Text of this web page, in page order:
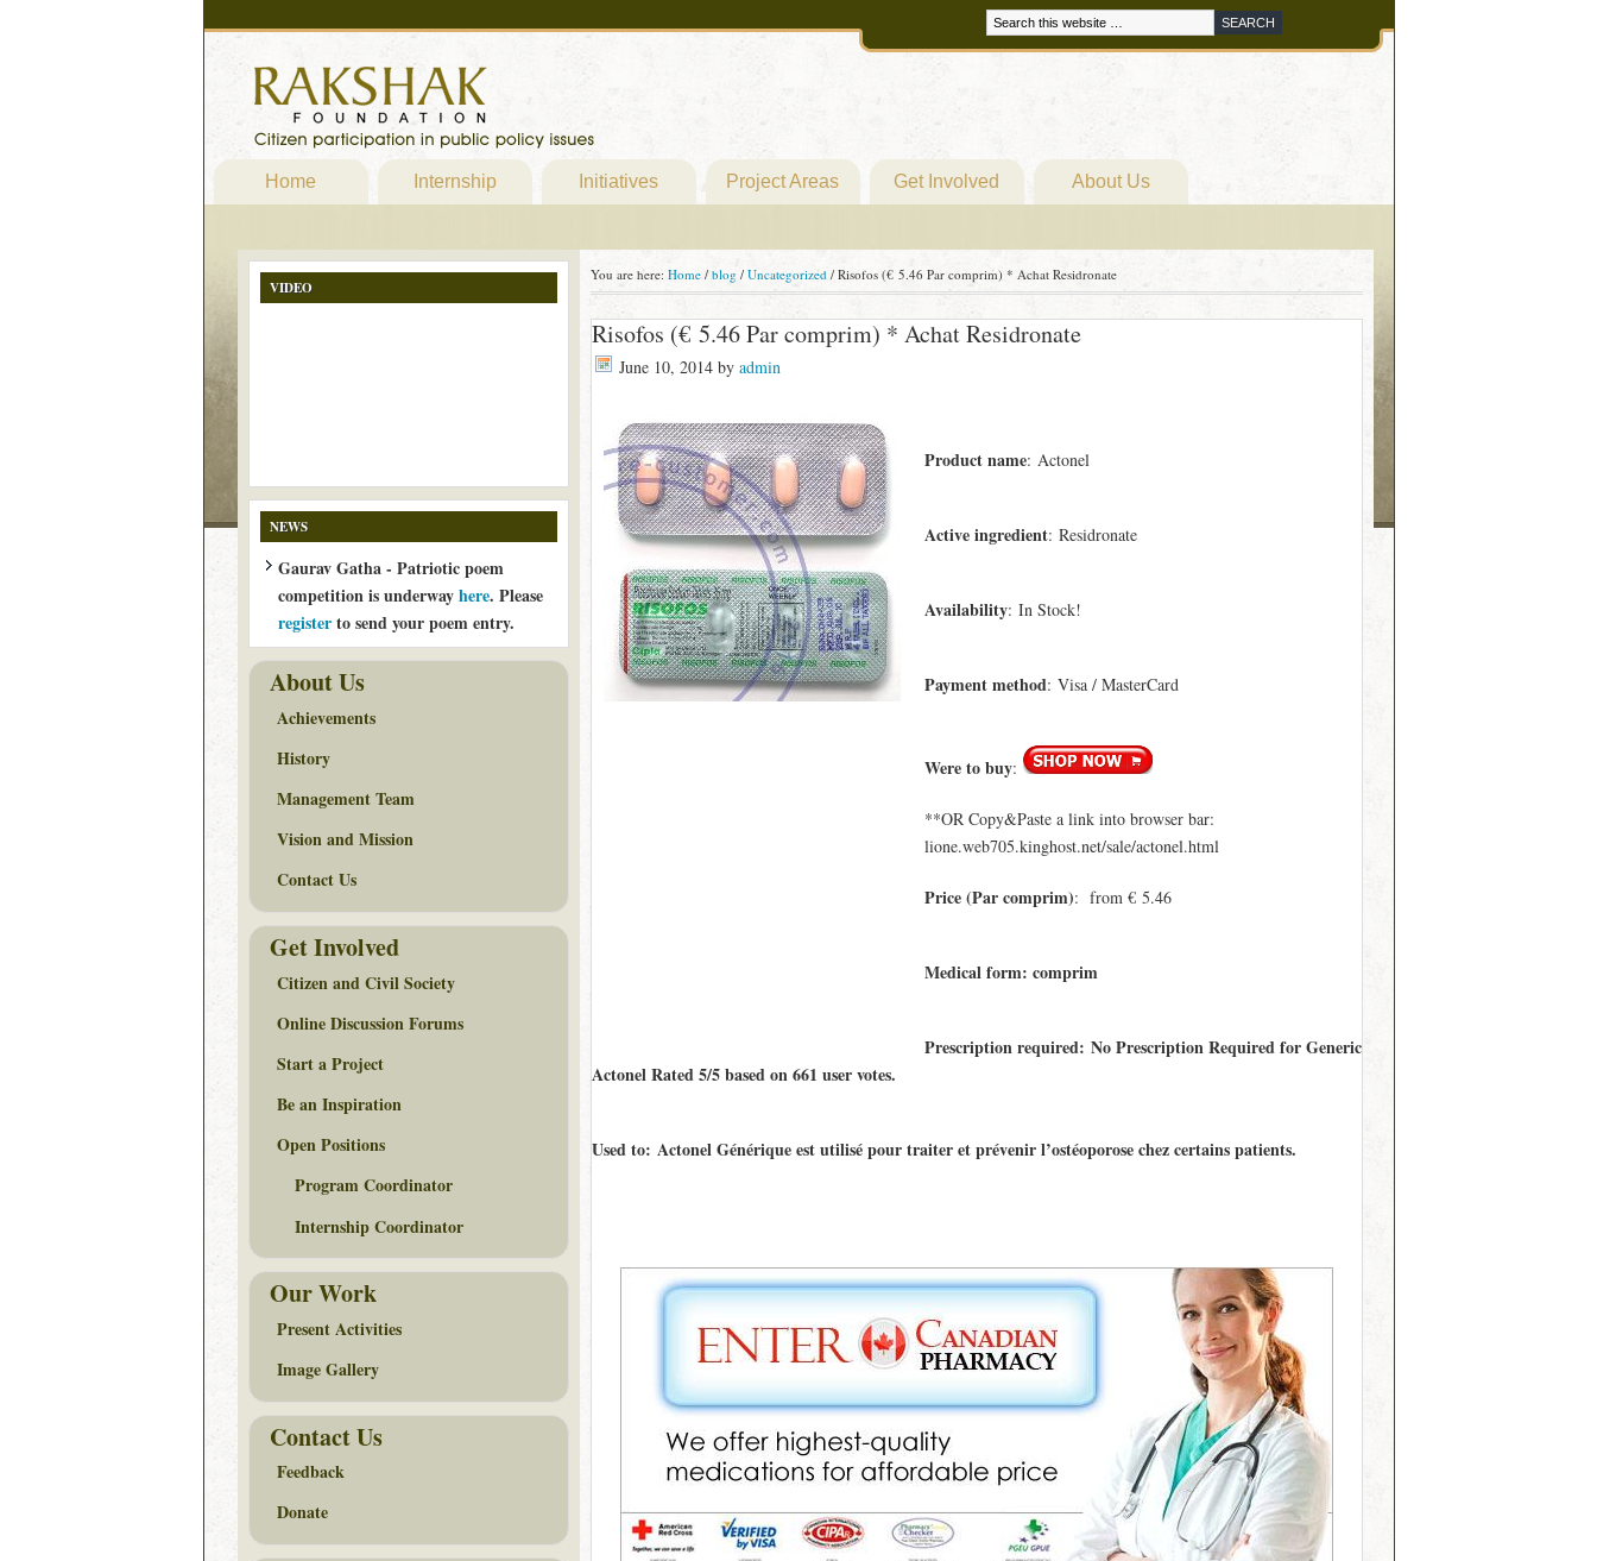
Home Internship Initiatives Project Areas Get Involved About Us
You are here: Home / blog / Uncategorized /Risofos (€ 5.46 Par comprim) * Achat Residronate
Risofos (€ 5.46 Par comprim) * Achat Residronate
June 10, 2014by admin
Product name: Actonel
Active ingredient: Residronate
Availability: In Stock!
Payment method: Visa / MasterCard
Were to buy:
**OR Copy&Paste a link into browser bar:
lione.web705.kinghost.net/sale/actonel.html
Price (Par comprim): from € 5.46
Medical form: comprim
Prescription required: No Prescription Required for Generic
Actonel Rated5/5based on661 user votes.
Used to: Actonel Générique est utilisé pour traiter et prévenir l’ostéoporose chez certains patients.
VIDEO
NEWS
Gaurav Gatha - Patriotic poem
competition is underwayhere. Please
registerto send your poem entry.
About Us
Achievements
History
Management Team
Vision and Mission
Contact Us
Get Involved
Citizen and Civil Society
Online Discussion Forums
Start a Project
Be an Inspiration
Open Positions
Program Coordinator
Internship Coordinator
Our Work
Present Activities
Image Gallery
Contact Us
Feedback
Donate